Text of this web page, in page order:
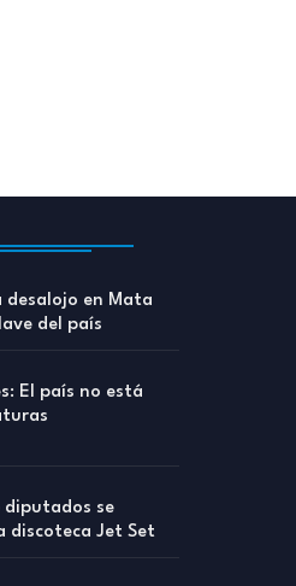
desalojo en Mata
del país
El país no está
diputados se
discoteca Jet Set